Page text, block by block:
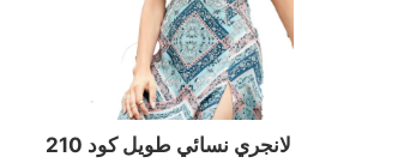
لانجري نسائي طويل كود 210